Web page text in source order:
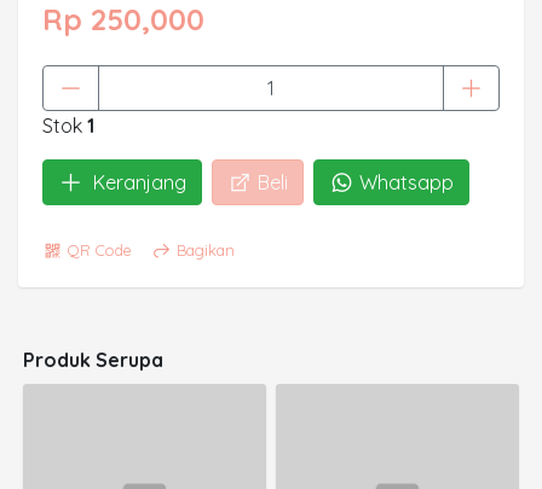
Rp 250,000
Stok 1
Keranjang Beli Whatsapp
QR Code Bagikan
Produk Serupa